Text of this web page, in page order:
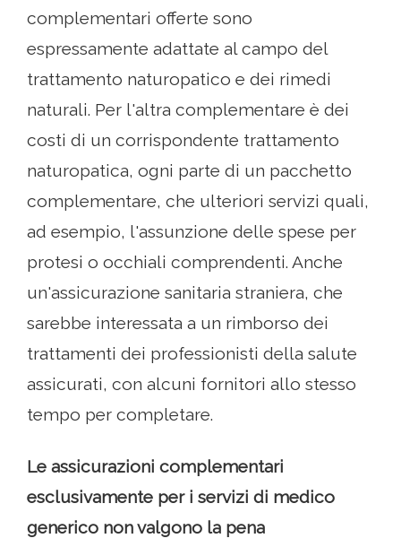
complementari offerte sono
espressamente adattate al campo del
trattamento naturopatico e dei rimedi
naturali. Per l'altra complementare è dei
costi di un corrispondente trattamento
naturopatica, ogni parte di un pacchetto
complementare, che ulteriori servizi quali,
ad esempio, l'assunzione delle spese per
protesi o occhiali comprendenti. Anche
un'assicurazione sanitaria straniera, che
sarebbe interessata a un rimborso dei
trattamenti dei professionisti della salute
assicurati, con alcuni fornitori allo stesso
tempo per completare.
Le assicurazioni complementari
esclusivamente per i servizi di medico
generico non valgono la pena